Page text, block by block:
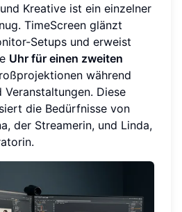
Kreative ist ein einzelner
TimeScreen glänzt
Setups und erweist
Uhr für einen zweiten
während
Veranstaltungen. Diese
die Bedürfnisse von
der Streamerin, und Linda,